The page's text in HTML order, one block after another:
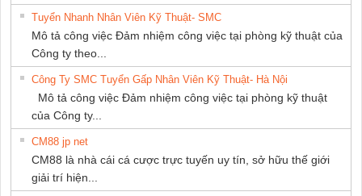
Tuyển Nhanh Nhân Viên Kỹ Thuật- SMC
Mô tả công việc Đảm nhiệm công việc tại phòng kỹ thuật của
Công ty theo...
Công Ty SMC Tuyển Gấp Nhân Viên Kỹ Thuật- Hà Nội
Mô tả công việc Đảm nhiệm công việc tại phòng kỹ thuật
của Công ty...
CM88 jp net
CM88 là nhà cái cá cược trực tuyến uy tín, sở hữu thế giới
giải trí hiện...